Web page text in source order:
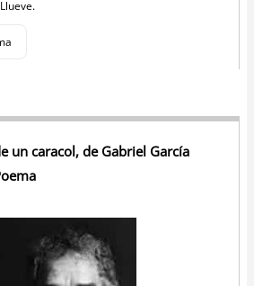
un caracol, de Gabriel García